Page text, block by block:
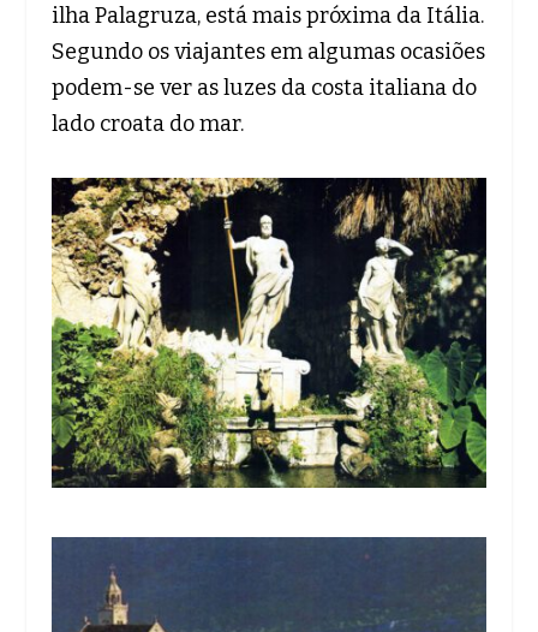
ilha Palagruza, está mais próxima da Itália.
Segundo os viajantes em algumas ocasiões
podem-se ver as luzes da costa italiana do
lado croata do mar.